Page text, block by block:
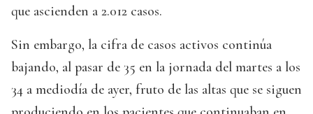
que ascienden a 2.012 casos.
Sin embargo, la cifra de casos activos continúa
bajando, al pasar de 35 en la jornada del martes a los
34 a mediodía de ayer, fruto de las altas que se siguen